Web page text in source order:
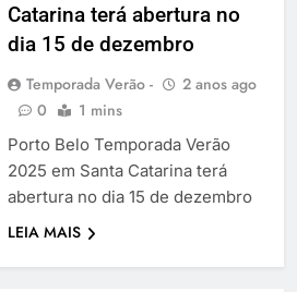
Temporada Verão 2027
Catarina terá abertura no
dia 15 de dezembro
Temporada Verão -
2 anos ago
0
1 mins
Porto Belo Temporada Verão
2025 em Santa Catarina terá
abertura no dia 15 de dezembro
LEIA MAIS